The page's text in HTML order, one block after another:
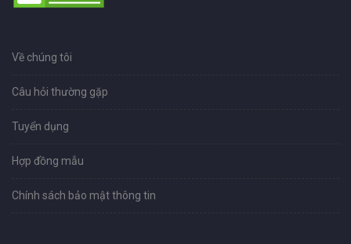
Về chúng tôi
Câu hỏi thường gặp
Tuyển dụng
Hợp đồng mẫu
Chính sách bảo mật thông tin